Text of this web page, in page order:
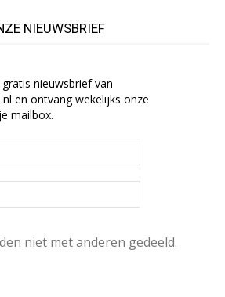
NIEUWSBRIEF
nieuwsbrief van
en ontvang wekelijks onze
mailbox.
niet met anderen gedeeld.